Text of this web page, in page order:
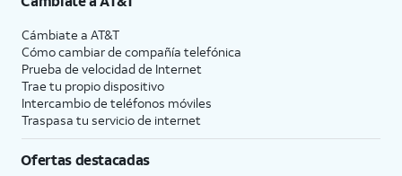
Cámbiate a AT&T
Cómo cambiar de compañía telefónica
Prueba de velocidad de Internet
Trae tu propio dispositivo
Intercambio de teléfonos móviles
Traspasa tu servicio de internet
Ofertas destacadas